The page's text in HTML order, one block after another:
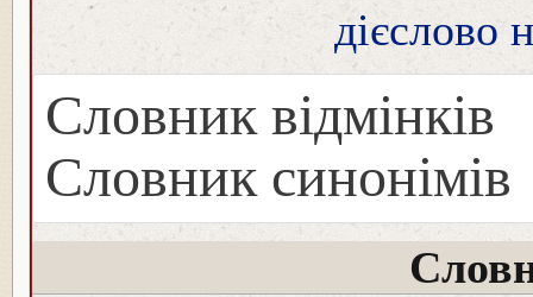
дієслово
Словник відмінків
Словник синонімів